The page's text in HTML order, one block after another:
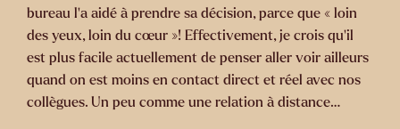
bureau l’a aidé à prendre sa décision, parce que « loin
des yeux, loin du cœur »! Effectivement, je crois qu’il
est plus facile actuellement de penser aller voir ailleurs
quand on est moins en contact direct et réel avec nos
collègues. Un peu comme une relation à distance…